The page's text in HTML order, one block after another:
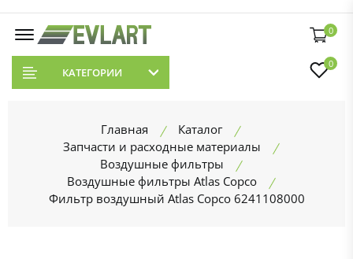
0
КАТЕГОРИИ
0
Главная
Каталог
Запчасти и расходные материалы
Воздушные фильтры
Воздушные фильтры Atlas Copco
Фильтр воздушный Atlas Copco 6241108000